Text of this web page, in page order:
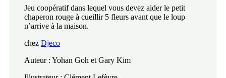
Jeu coopératif dans lequel vous devez aider le petit
chaperon rouge à cueillir 5 fleurs avant que le loup
n’arrive à la maison.
chez Djeco
Auteur : Yohan Goh et Gary Kim